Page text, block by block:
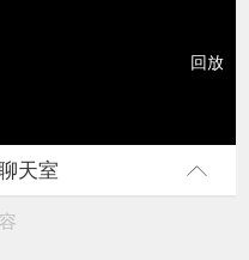
回放
天室